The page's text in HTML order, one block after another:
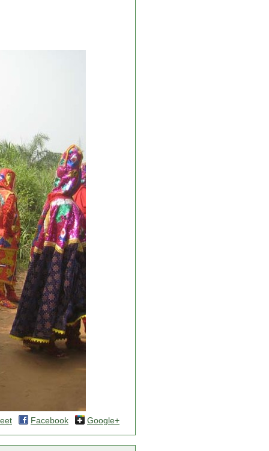
Facebook Google+